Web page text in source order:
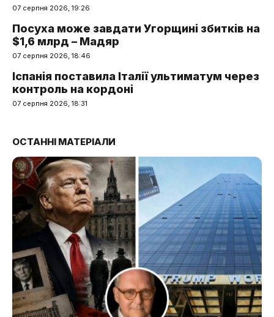
07 серпня 2026, 19:26
Посуха може завдати Угорщині збитків на
$1,6 млрд – Мадяр
07 серпня 2026, 18:46
Іспанія поставила Італії ультиматум через
контроль на кордоні
07 серпня 2026, 18:31
ОСТАННІ МАТЕРІАЛИ